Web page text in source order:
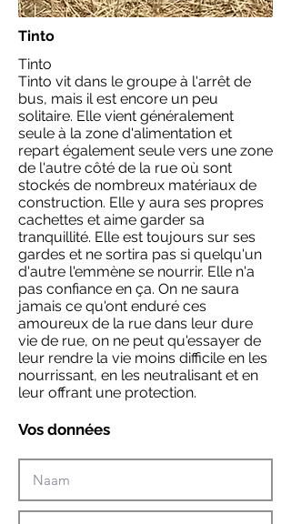
Tinto
Tinto
Tinto vit dans le groupe à l'arrêt de
bus, mais il est encore un peu
solitaire. Elle vient généralement
seule à la zone d'alimentation et
repart également seule vers une zone
de l'autre côté de la rue où sont
stockés de nombreux matériaux de
construction. Elle y aura ses propres
cachettes et aime garder sa
tranquillité. Elle est toujours sur ses
gardes et ne sortira pas si quelqu'un
d'autre l'emmène se nourrir. Elle n'a
pas confiance en ça. On ne saura
jamais ce qu'ont enduré ces
amoureux de la rue dans leur dure
vie de rue, on ne peut qu'essayer de
leur rendre la vie moins difficile en les
nourrissant, en les neutralisant et en
leur offrant une protection.
Vos données